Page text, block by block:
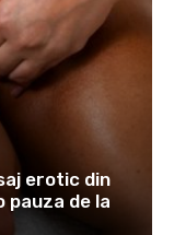
erotic din
pauza de la